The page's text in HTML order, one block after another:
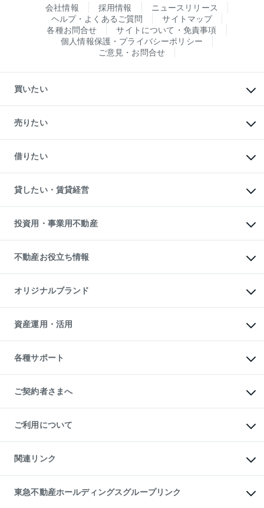
会社情報 採用情報
ニュースリリース
ヘルプ・よくあるご質問
サイトマップ
各種お問合せ
サイトについて・免責事項
個人情報保護・プライバシーポリシー
ご意見・お問合せ
買いたい
新築・分譲マンションの購入
中古マンションの購入
一戸建ての購入
中古一戸建ての購入
不動産購入の流れ
注目キーワード物件特集
購入ガイド
English 繁体中文簡体中文
売りたい
一戸建ての売却・査定
土地の売却・査定
スピードAI査定
不動産査定について
不動産売却の流れ
不動産買換えの流れ
売却ガイド
借りたい
オフィス・店舗の賃貸
借りるときの流れ
借りるガイド
貸したい・賃貸経営
マンション賃料データ
賃貸管理プラン
リロケーションについて
貸すガイド
投資用・事業用不動産
事業用不動産
マンション投資
投資用マンション
アパート経営
収益物件
ビル購入（ビル一棟）
投資用不動産の売却査定
事業用不動産の売却査定
不動産お役立ち情報
マンションライブラリー
人気マンションランキング
暮らしに役立つ不動産メディア
不動産相場・不動産価格情報
不動産コラム・ニュース
不動産用語集
不動産なんでもネット相談室
住まいの税金
オリジナルブランド
一棟リノベーションマンション
L`GENTE（ルジェンテ）
区分リノベーションマンション
投資用一棟レジデンスWELL
不動産小口投資
LEGACIA（レガシア）
資産運用・活用
不動産M&A
アセットマネジメント・出資
各種サポート
相続サポート
リフォームサポート
ご契約者さまへ
ご紹介・再契約特典
入居者様専用-各種ご案内（賃貸）
東急こすもす会「こすもすWeb」
ご利用について
金融商品取引について
東急リバブル ソーシャルメディアポリシー
ご意見・お問い合わせ（金融商品取引専用の相談・お問い合わせ窓口）
ダイレクトメール（郵送物）・Eメールなどの送付停止について
関連リンク
これからご結婚される方に東急百貨店のブライダルクラブ
人材サービスのご用命は 東急リバブルスタッフ株式会社まで
東急不動産ホールディングスグループリンク